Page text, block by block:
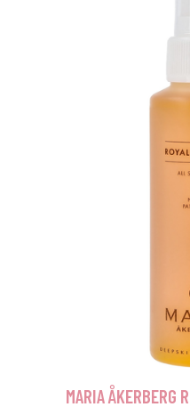
MARIA ÅKERBERG